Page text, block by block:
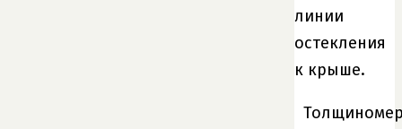
линии
остекления
к крыше.